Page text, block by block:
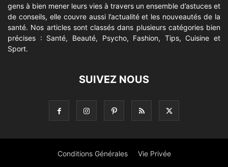
gens à bien mener leurs vies à travers un ensemble d’astuces et
de conseils, elle couvre aussi l’actualité et les nouveautés de la
santé. Nos articles sont classés dans plusieurs catégories bien
précises : Santé, Beauté, Psycho, Fashion, Tips, Cuisine et
Sport.
SUIVEZ NOUS
Conditions Générales Vie Privée